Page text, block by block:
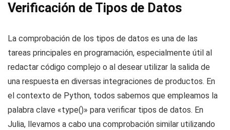
Verificación de Tipos de Datos
La comprobación de los tipos de datos es una de las
tareas principales en programación, especialmente útil al
redactar código complejo o al desear utilizar la salida de
una respuesta en diversas integraciones de productos. En
el contexto de Python, todos sabemos que empleamos la
palabra clave «type()» para verificar tipos de datos. En
Julia, llevamos a cabo una comprobación similar utilizando